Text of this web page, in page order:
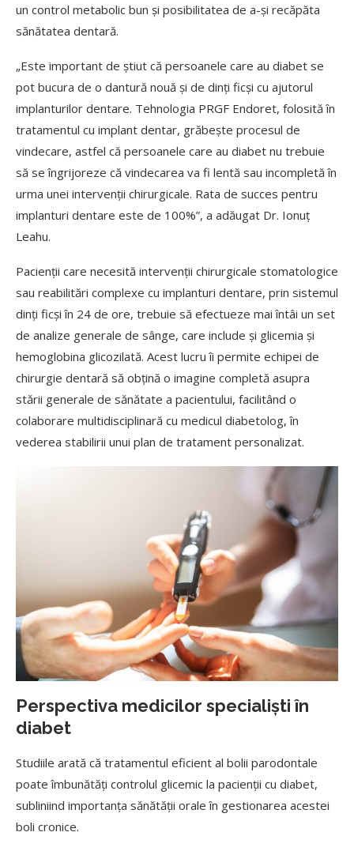
un control metabolic bun și posibilitatea de a-și recăpăta
sănătatea dentară.
„Este important de știut că persoanele care au diabet se
pot bucura de o dantură nouă și de dinți ficși cu ajutorul
implanturilor dentare. Tehnologia PRGF Endoret, folosită în
tratamentul cu implant dentar, grăbește procesul de
vindecare, astfel că persoanele care au diabet nu trebuie
să se îngrijoreze că vindecarea va fi lentă sau incompletă în
urma unei intervenții chirurgicale. Rata de succes pentru
implanturi dentare este de 100%”, a adăugat Dr. Ionuț
Leahu.
Pacienții care necesită intervenții chirurgicale stomatologice
sau reabilitări complexe cu implanturi dentare, prin sistemul
dinți ficși în 24 de ore, trebuie să efectueze mai întâi un set
de analize generale de sânge, care include și glicemia și
hemoglobina glicozilată. Acest lucru îi permite echipei de
chirurgie dentară să obțină o imagine completă asupra
stării generale de sănătate a pacientului, facilitând o
colaborare multidisciplinară cu medicul diabetolog, în
vederea stabilirii unui plan de tratament personalizat.
Perspectiva medicilor specialiști în
diabet
Studiile arată că tratamentul eficient al bolii parodontale
poate îmbunătăți controlul glicemic la pacienții cu diabet,
subliniind importanța sănătății orale în gestionarea acestei
boli cronice.